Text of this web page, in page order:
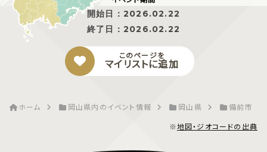
開始日： 2026.02.22
終了日： 2026.02.22
このページを
マイリストに追加
ホーム 岡山県内のイベント情報 岡山県
備前市
※地図・ジオコードの出典